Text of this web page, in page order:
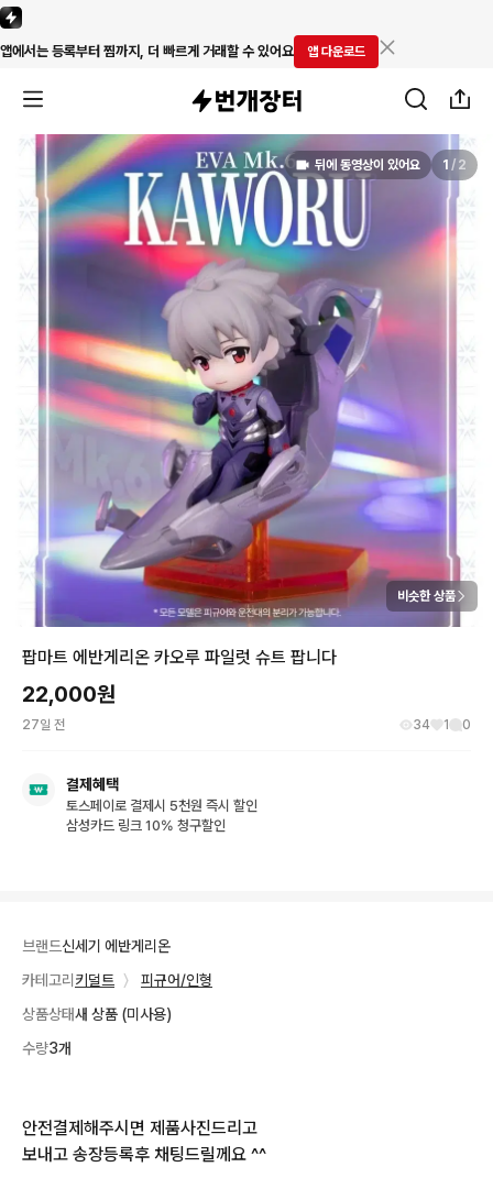
앱에서는 등록부터 찜까지, 더 빠르게 거래할 수 있어요 앱 다운로드
뒤에 동영상이 있어요 1 / 2
비슷한 상품
팝마트 에반게리온 카오루 파일럿 슈트 팝니다
22,000원
27일 전 34 1 0
결제혜택
토스페이로 결제시 5천원 즉시 할인
삼성카드 링크 10% 청구할인
브랜드신세기 에반게리온
카테고리 키덜트 〉
피규어/인형
상품상태새 상품 (미사용)
수량3개
안전결제해주시면 제품사진드리고
보내고 송장등록후 채팅드릴께요 ^^